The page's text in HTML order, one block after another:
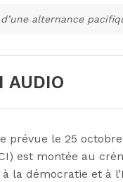
alternance
AUDIO
prévue le 25
est montée au
la démocratie et à